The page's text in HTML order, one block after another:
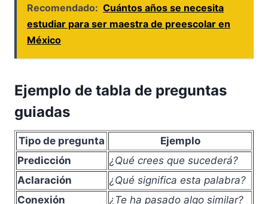
Recomendado: Cuántos años se necesita
estudiar para ser maestra de preescolar en
México
Ejemplo de tabla de preguntas
guiadas
Tipo de pregunta
Ejemplo
Predicción
¿Qué crees que sucederá?
Aclaración
¿Qué significa esta palabra?
Conexión
¿Te ha pasado algo similar?